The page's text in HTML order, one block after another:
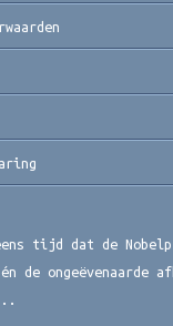
tijd dat de
de ongeëvenaarde